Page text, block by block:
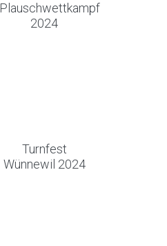
Plauschwettkampf
2024
Turnfest
Wünnewil 2024